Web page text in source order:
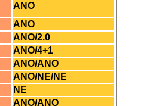
ANO
ANO
ANO/2.0
ANO/4+1
ANO/ANO
ANO/NE/NE
NE
ANO/ANO